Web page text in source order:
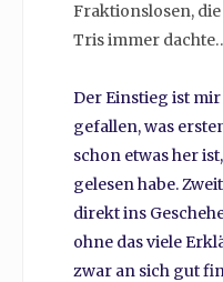
Fraktionslosen,
Tris immer
Der Einstieg ist
gefallen, was
schon etwas her
gelesen habe.
direkt ins
ohne das viele
zwar an sich gut